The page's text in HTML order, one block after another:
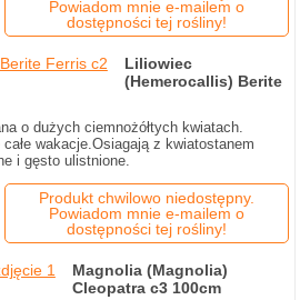
Powiadom mnie e-mailem o
dostępności tej rośliny!
Liliowiec
(Hemerocallis) Berite
o dużych ciemnożółtych kwiatach.
wakacje.Osiagają z kwiatostanem
i gęsto ulistnione.
Produkt chwilowo niedostępny.
Powiadom mnie e-mailem o
dostępności tej rośliny!
Magnolia (Magnolia)
Cleopatra c3 100cm